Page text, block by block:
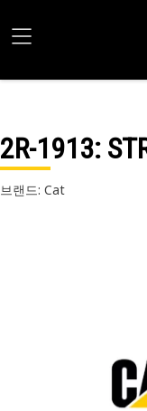
2R-1913:
브랜드: Cat